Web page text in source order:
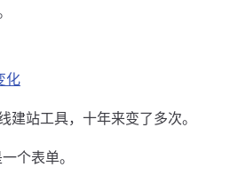
化
建站工具，十年来变了多次。
个表单。